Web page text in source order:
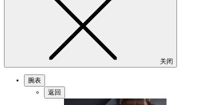
关闭
腕表
返回